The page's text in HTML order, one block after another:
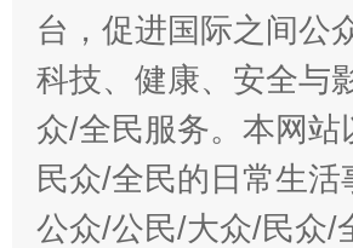
台，促进国际之间公
科技、健康、安全与
众/全民服务。本网
民众/全民的日常生
公众/公民/大众/民众/